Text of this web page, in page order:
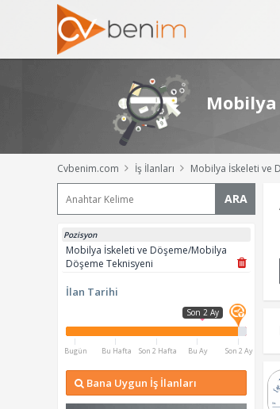
Cvbenim.com İş İlanları Mobilya İskeleti ve
ARA
Pozisyon
Mobilya İskeleti ve Döşeme/Mobilya
Döşeme Teknisyeni
İlan Tarihi
Son 2 Ay
Bugün Bu Hafta Son 2 Hafta Bu Ay Son 2 Ay
Bana Uygun İş İlanları